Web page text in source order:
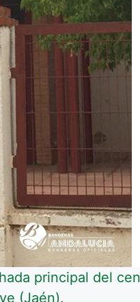
principal del
(Jaén).